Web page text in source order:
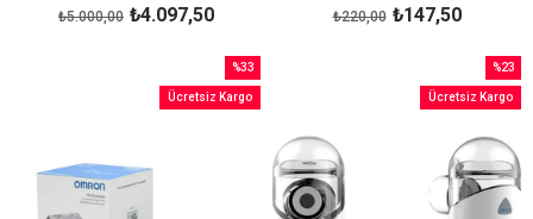
₺4.097,50
₺5.000,00 ₺147,50
₺220,00
%33
İndirim
Ücretsiz Kargo
%23
İndirim
Ücretsiz Kargo